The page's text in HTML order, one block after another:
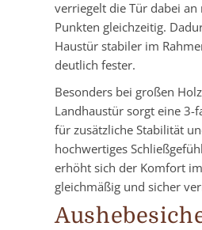
verriegelt die Tür dabei an
Punkten gleichzeitig.
Haustür stabiler im
deutlich fester.
Besonders bei großen
Landhaustür sorgt eine 3-
für zusätzliche Stabilität
hochwertiges
erhöht sich der Komfort
gleichmäßig und sicher